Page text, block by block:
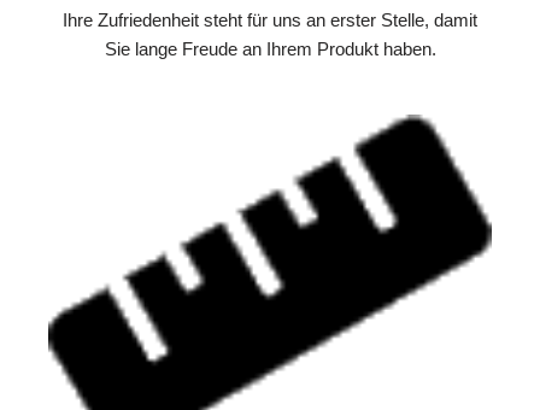
Ihre Zufriedenheit steht für uns an erster Stelle, damit
Sie lange Freude an Ihrem Produkt haben.